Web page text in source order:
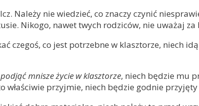
Należy nie wiedzieć, co znaczy czynić
Nikogo, nawet twych rodziców, nie uważaj
czegoś, co jest potrzebne w klasztorze, niech
podjąć mnisze życie w klasztorze, niech będzie mu
właściwie przyjmie, niech będzie godnie